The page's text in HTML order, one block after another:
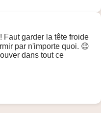
Faut garder la tête froide
par n'importe quoi. 😉
dans tout ce